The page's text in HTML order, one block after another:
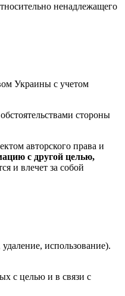
ненадлежащего
Украины с учетом
стороны
авторского права и
с другой целью,
и влечет за собой
использование).
с целью и в связи с